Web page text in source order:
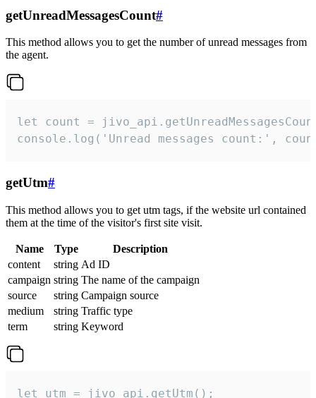
getUnreadMessagesCount#
This method allows you to get the number of unread messages from
the agent.
let count =
console.log('Unread messages count:',
getUtm#
This method allows you to get utm tags, if the website url contained
them at the time of the visitor's first site visit.
Name Type
Description
content
string Ad ID
campaign string The name of the campaign
source
string Campaign source
medium
string Traffic type
term
string Keyword
let utm = jivo_api.getUtm();